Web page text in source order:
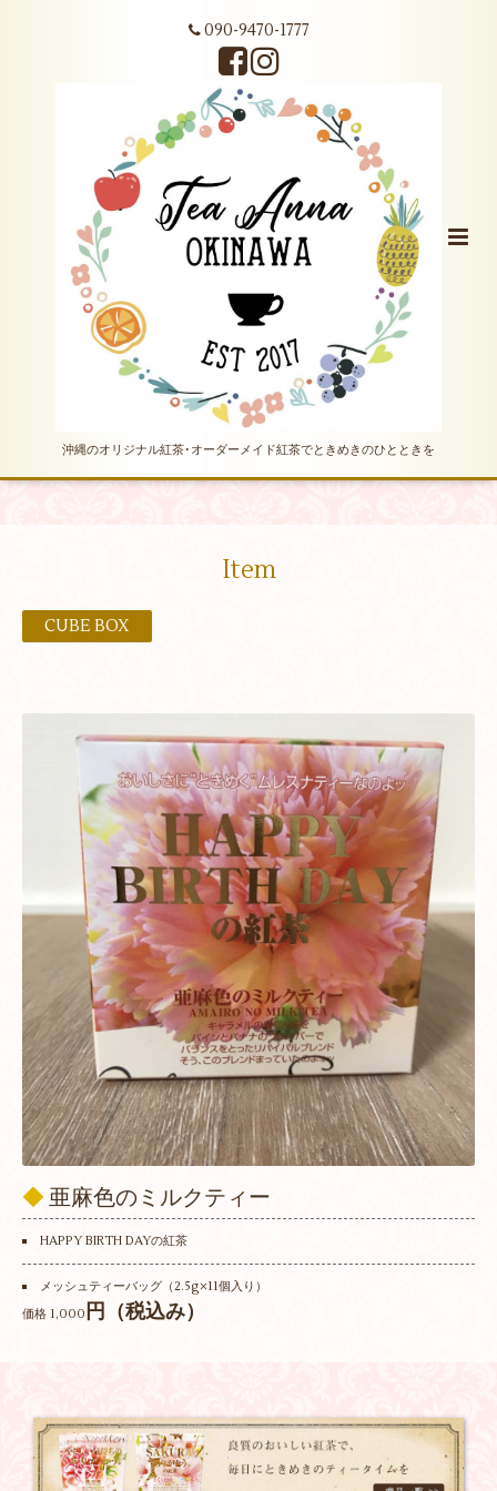
090-9470-1777
沖縄のオリジナル紅茶･オーダーメイド紅茶でときめきのひとときを
Item
CUBE BOX
◆ 亜麻色のミルクティー
HAPPY BIRTH DAYの紅茶
メッシュティーバッグ（2.5g×11個入り）
価格 1,000 円（税込み）